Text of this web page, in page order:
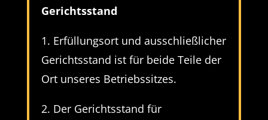
Gerichtsstand
1. Erfüllungsort und ausschließlicher
Gerichtsstand ist für beide Teile der
Ort unseres Betriebssitzes.
2. Der Gerichtsstand für